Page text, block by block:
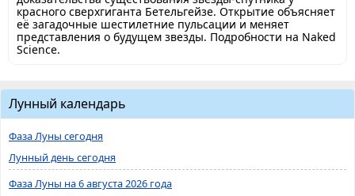
красного сверхгиганта Бетельгейзе. Открытие объясняет
её загадочные шестилетние пульсации и меняет
представления о будущем звезды. Подробности на Naked
Science.
Лунный календарь
Фаза Луны сегодня
Лунный день сегодня
Фаза Луны на 6 августа 2026 года